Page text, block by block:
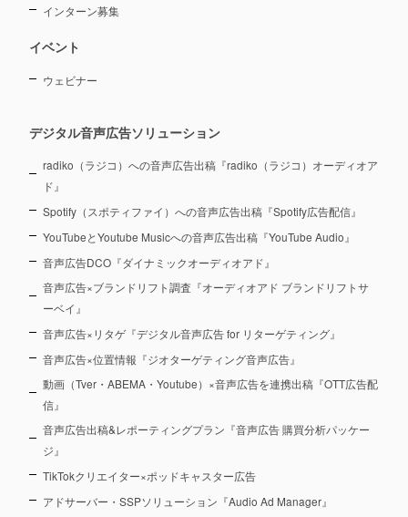
インターン募集
イベント
ウェビナー
デジタル音声広告ソリューション
radiko（ラジコ）への音声広告出稿『radiko（ラジコ）オーディオア
ド』
Spotify（スポティファイ）への音声広告出稿『Spotify広告配信』
YouTubeとYoutube Musicへの音声広告出稿『YouTube Audio』
音声広告DCO『ダイナミックオーディオアド』
音声広告×ブランドリフト調査『オーディオアド ブランドリフトサ
ーベイ』
音声広告×リタゲ『デジタル音声広告 for リターゲティング』
音声広告×位置情報『ジオターゲティング音声広告』
動画（Tver・ABEMA・Youtube）×音声広告を連携出稿『OTT広告配
信』
音声広告出稿&レポーティングプラン『音声広告 購買分析パッケー
ジ』
TikTokクリエイター×ポッドキャスター広告
アドサーバー・SSPソリューション『Audio Ad Manager』